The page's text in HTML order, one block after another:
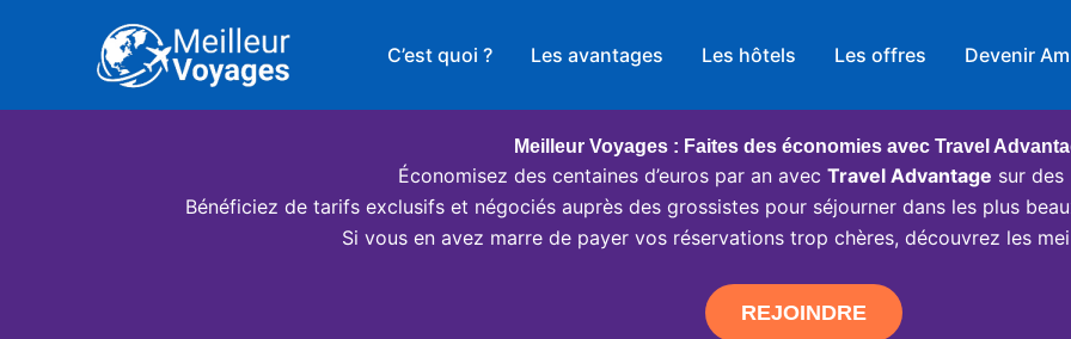
C’est quoi ? Les avantages Les hôtels Les offres Devenir
Meilleur Voyages : Faites des économies avec Travel
Économisez des centaines d’euros par an avec Travel Advantage sur des
Bénéficiez de tarifs exclusifs et négociés auprès des grossistes pour séjourner dans les plus
Si vous en avez marre de payer vos réservations trop chères, découvrez les
REJOINDRE